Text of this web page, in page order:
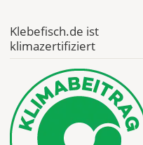
Klebefisch.de ist
klimazertifiziert